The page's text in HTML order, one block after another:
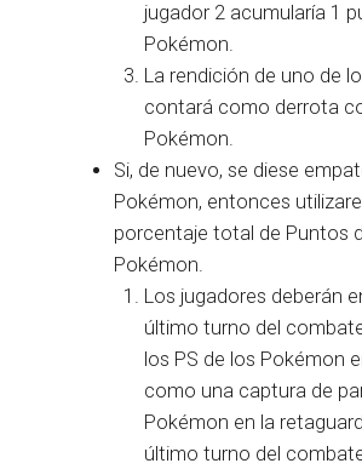
jugador 2 acumularía 1
Pokémon.
La rendición de uno de
contará como derrota
Pokémon.
Si, de nuevo, se diese
Pokémon, entonces
porcentaje total de Puntos
Pokémon.
Los jugadores deberán
último turno del
los PS de los Pokémon
como una captura de
Pokémon en la
último turno del